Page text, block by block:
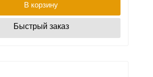
В корзину
Быстрый заказ